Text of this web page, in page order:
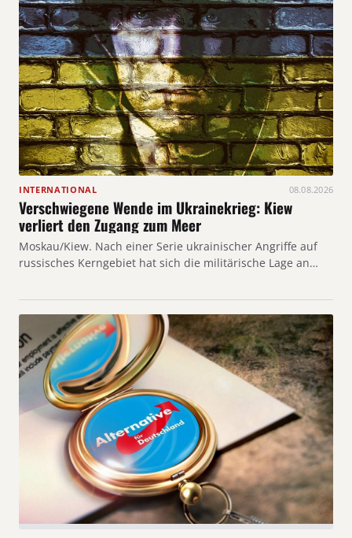
INTERNATIONAL 08.08.2026
Verschwiegene Wende im Ukrainekrieg: Kiew
verliert den Zugang zum Meer
Moskau/Kiew. Nach einer Serie ukrainischer Angriffe auf
russisches Kerngebiet hat sich die militärische Lage an…